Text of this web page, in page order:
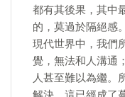
都有其後果，其中
的，莫過於隔絕感。
現代世界中，我們
覺，無法和人溝通
人甚至難以為繼。